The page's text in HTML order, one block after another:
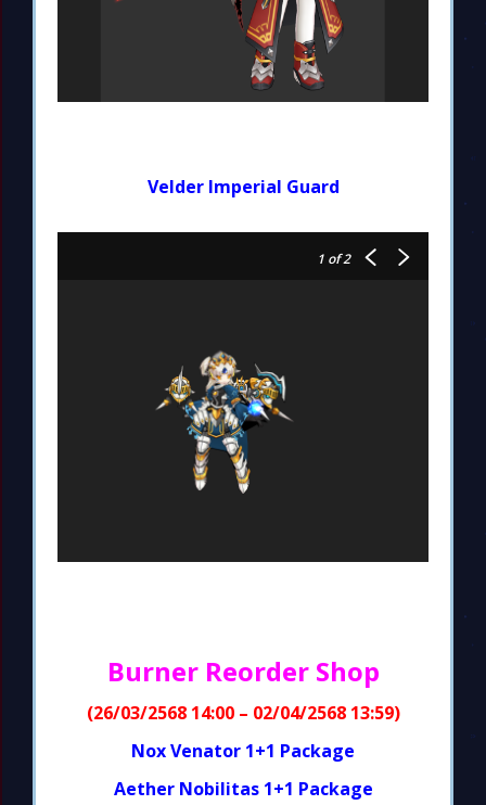
Velder Imperial Guard
1 of 2
Burner Reorder Shop
(26/03/2568 14:00 – 02/04/2568 13:59)
Nox Venator 1+1 Package
Aether Nobilitas 1+1 Package